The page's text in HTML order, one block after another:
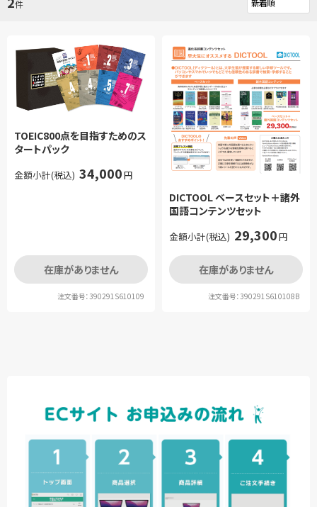
件
TOEIC800点を目指すためのス
タートパック
金額小計(税込) 34,000円
在庫がありません
注文番号：390291S610109
DICTOOL ベースセット＋諸外
国語コンテンツセット
金額小計(税込) 29,300円
在庫がありません
注文番号：390291S610108B